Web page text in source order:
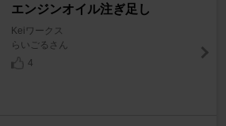
エンジンオイル注ぎ足し
Keiワークス
らいごるさん
4